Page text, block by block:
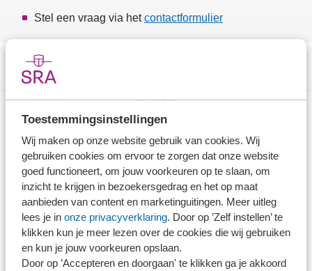
Toestemmingsinstellingen
Wij maken op onze website gebruik van cookies. Wij
gebruiken cookies om ervoor te zorgen dat onze website
goed functioneert, om jouw voorkeuren op te slaan, om
inzicht te krijgen in bezoekersgedrag en het op maat
aanbieden van content en marketinguitingen. Meer uitleg
lees je in onze privacyverklaring. Door op ’Zelf instellen’ te
klikken kun je meer lezen over de cookies die wij gebruiken
en kun je jouw voorkeuren opslaan.
Door op ’Accepteren en doorgaan' te klikken ga je akkoord
Stel een vraag via hetcontactformulier
Stel je vaktechnische vraag
Branche in Zicht
Dossiers
Kantoorvinder
Nieuwsbank